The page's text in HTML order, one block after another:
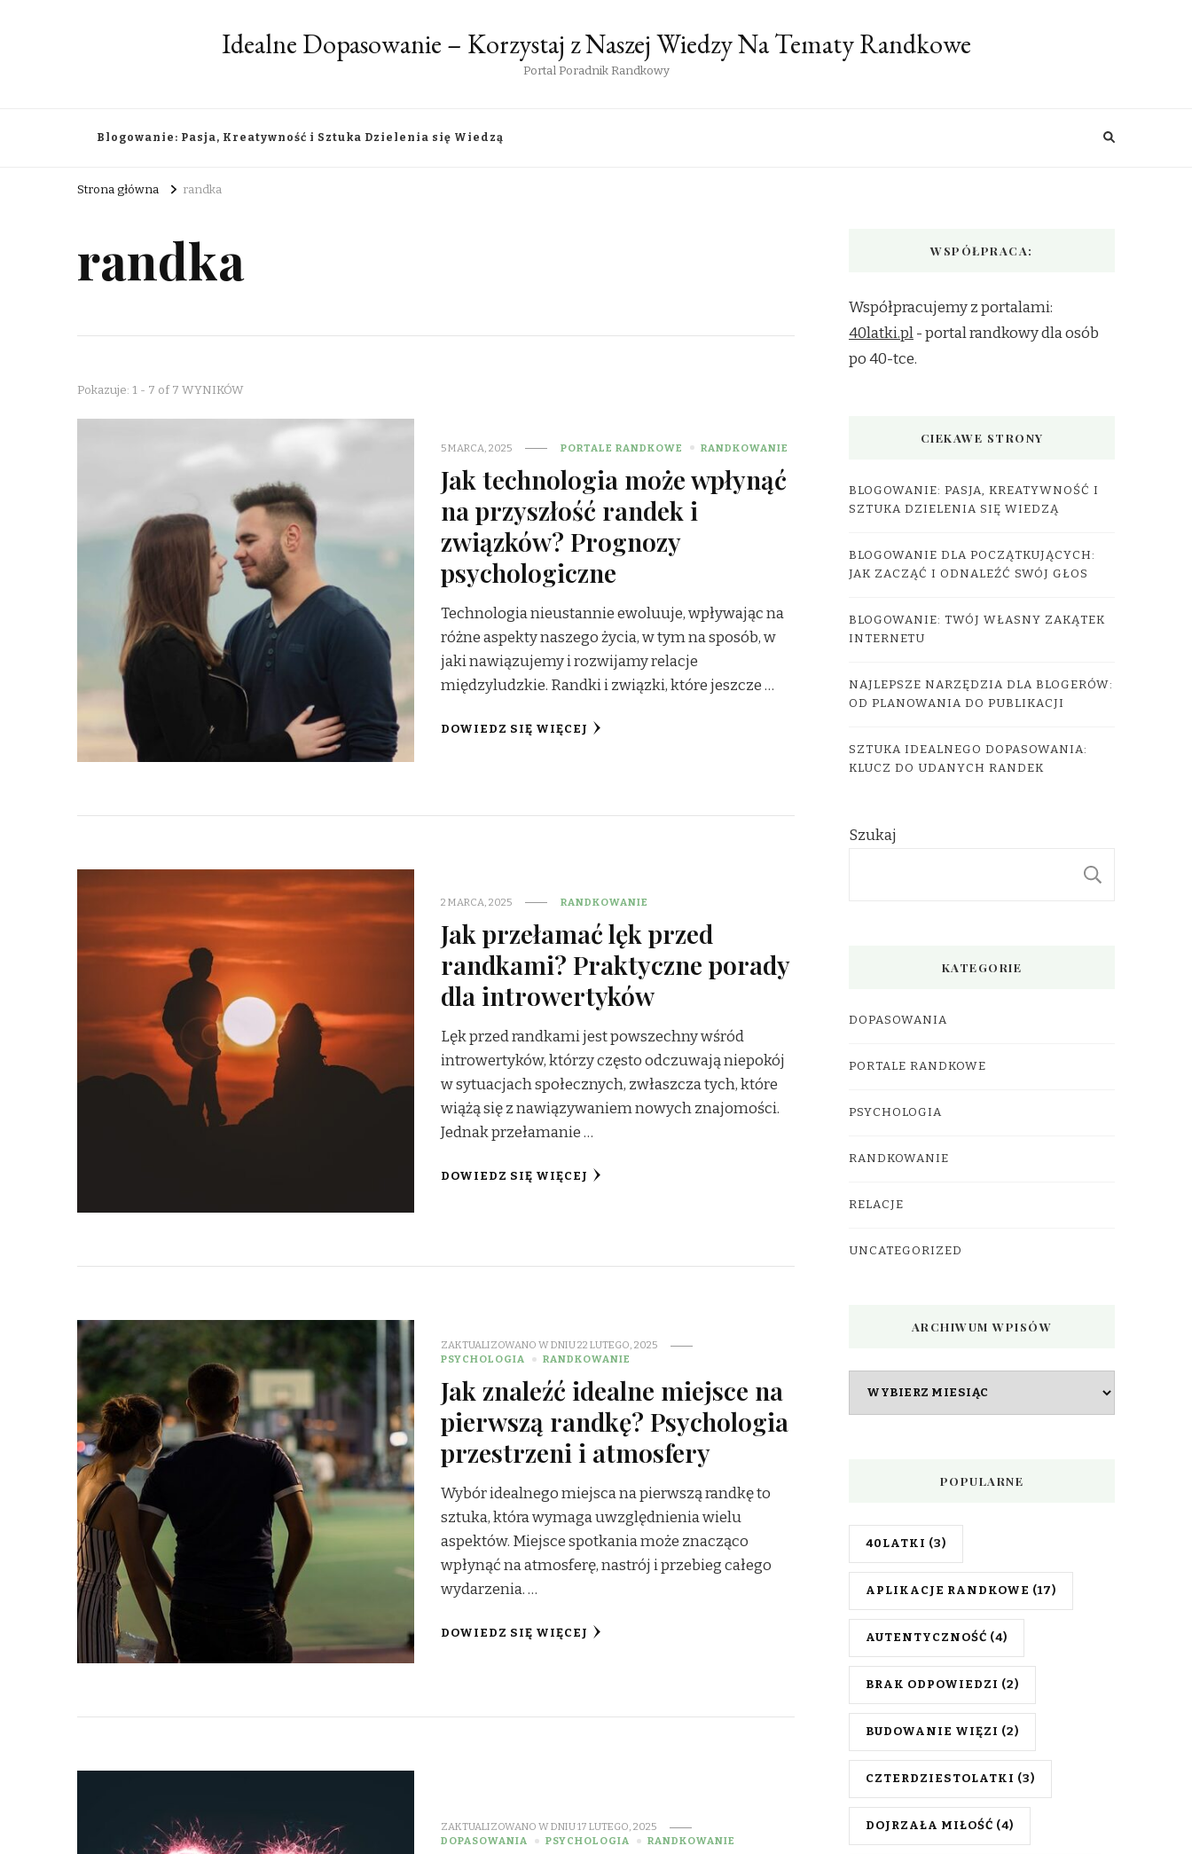
Idealne Dopasowanie – Korzystaj z Naszej Wiedzy Na Tematy Randkowe
Portal Poradnik Randkowy
Blogowanie: Pasja, Kreatywność i Sztuka Dzielenia się Wiedzą
Strona główna randka
randka
Pokazuje: 1 - 7 of 7 WYNIKÓW
5 MARCA, 2025 PORTALE RANDKOWE RANDKOWANIE
Jak technologia może wpłynąć
na przyszłość randek i
związków? Prognozy
psychologiczne
Technologia nieustannie ewoluuje, wpływając na
różne aspekty naszego życia, w tym na sposób, w
jaki nawiązujemy i rozwijamy relacje
międzyludzkie. Randki i związki, które jeszcze …
DOWIEDZ SIĘ WIĘCEJ
2 MARCA, 2025 RANDKOWANIE
Jak przełamać lęk przed
randkami? Praktyczne porady
dla introwertyków
Lęk przed randkami jest powszechny wśród
introwertyków, którzy często odczuwają niepokój
w sytuacjach społecznych, zwłaszcza tych, które
wiążą się z nawiązywaniem nowych znajomości.
Jednak przełamanie …
DOWIEDZ SIĘ WIĘCEJ
ZAKTUALIZOWANO W DNIU22 LUTEGO, 2025
PSYCHOLOGIA
RANDKOWANIE
Jak znaleźć idealne miejsce na
pierwszą randkę? Psychologia
przestrzeni i atmosfery
Wybór idealnego miejsca na pierwszą randkę to
sztuka, która wymaga uwzględnienia wielu
aspektów. Miejsce spotkania może znacząco
wpłynąć na atmosferę, nastrój i przebieg całego
wydarzenia. …
DOWIEDZ SIĘ WIĘCEJ
ZAKTUALIZOWANO W DNIU17 LUTEGO, 2025
DOPASOWANIA
PSYCHOLOGIA RANDKOWANIE
WSPÓŁPRACA:
Współpracujemy z portalami:
40latki.pl- portal randkowy dla osób
po 40-tce.
CIEKAWE STRONY
BLOGOWANIE: PASJA, KREATYWNOŚĆ I
SZTUKA DZIELENIA SIĘ WIEDZĄ
BLOGOWANIE DLA POCZĄTKUJĄCYCH:
JAK ZACZĄĆ I ODNALEŹĆ SWÓJ GŁOS
BLOGOWANIE: TWÓJ WŁASNY ZAKĄTEK
INTERNETU
NAJLEPSZE NARZĘDZIA DLA BLOGERÓW:
OD PLANOWANIA DO PUBLIKACJI
SZTUKA IDEALNEGO DOPASOWANIA:
KLUCZ DO UDANYCH RANDEK
Szukaj
KATEGORIE
DOPASOWANIA
PORTALE RANDKOWE
PSYCHOLOGIA
RANDKOWANIE
RELACJE
UNCATEGORIZED
ARCHIWUM WPISÓW
POPULARNE
40LATKI (3)
APLIKACJE RANDKOWE (17)
AUTENTYCZNOŚĆ (4)
BRAK ODPOWIEDZI (2)
BUDOWANIE WIĘZI (2)
CZTERDZIESTOLATKI (3)
DOJRZAŁA MIŁOŚĆ (4)